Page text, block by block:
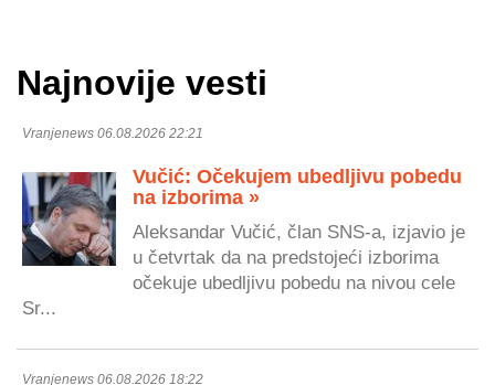
Najnovije vesti
Vranjenews 06.08.2026 22:21
Vučić: Očekujem ubedljivu pobedu
na izborima »
Aleksandar Vučić, član SNS-a, izjavio je
u četvrtak da na predstojeći izborima
očekuje ubedljivu pobedu na nivou cele
Sr...
Vranjenews 06.08.2026 18:22